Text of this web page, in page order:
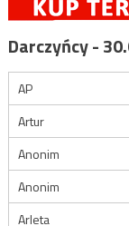
Darczyńcy -
AP
Artur
Anonim
Anonim
Arleta